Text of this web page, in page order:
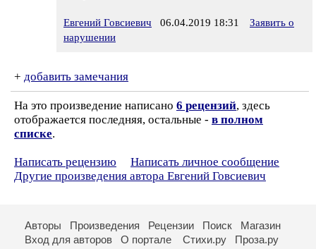
Евгений Говсиевич 06.04.2019 18:31
Заявить о
нарушении
+ добавить замечания
На это произведение написано 6 рецензий, здесь
отображается последняя, остальные - в полном
списке.
Написать рецензию
Написать личное сообщение
Другие произведения автора Евгений Говсиевич
Авторы Произведения Рецензии Поиск
Магазин
Вход для авторов
О портале Стихи.ру Проза.ру